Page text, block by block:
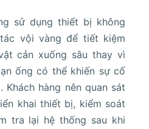
sử dụng thiết bị không
vội vàng để tiết kiệm
cản xuống sâu thay vì
ống có thể khiến sự cố
Khách hàng nên quan sát
khai thiết bị, kiểm soát
tra lại hệ thống sau khi